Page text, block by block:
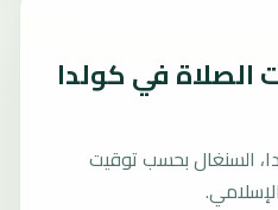
في كولدا
السنغال بحسب توقيت